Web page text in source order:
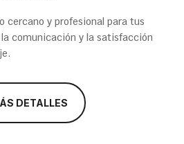
cercano y profesional para tus
comunicación y la satisfacción
DETALLES